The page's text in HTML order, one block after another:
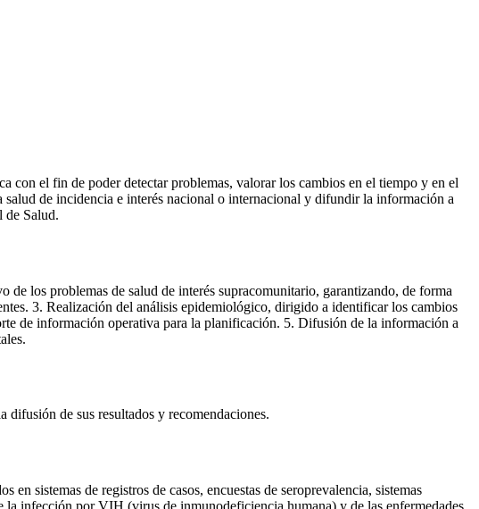
el fin de poder detectar problemas, valorar los cambios en el tiempo y en el
de incidencia e interés nacional o internacional y difundir la información a
de Salud.
los problemas de salud de interés supracomunitario, garantizando, de forma
3. Realización del análisis epidemiológico, dirigido a identificar los cambios
de información operativa para la planificación. 5. Difusión de la información a
de sus resultados y recomendaciones.
sistemas de registros de casos, encuestas de seroprevalencia, sistemas